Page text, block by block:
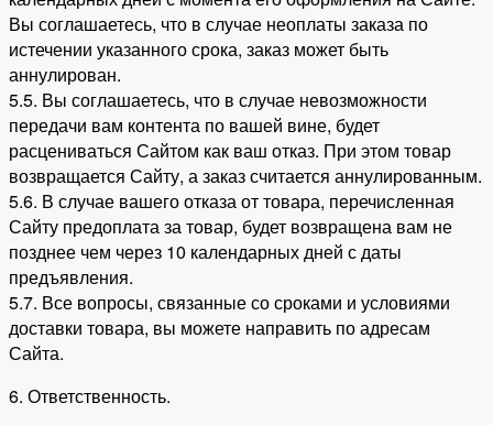
Вы соглашаетесь, что в случае неоплаты заказа по
истечении указанного срока, заказ может быть
аннулирован.
5.5. Вы соглашаетесь, что в случае невозможности
передачи вам контента по вашей вине, будет
расцениваться Сайтом как ваш отказ. При этом товар
возвращается Сайту, а заказ считается аннулированным.
5.6. В случае вашего отказа от товара, перечисленная
Сайту предоплата за товар, будет возвращена вам не
позднее чем через 10 календарных дней с даты
предъявления.
5.7. Все вопросы, связанные со сроками и условиями
доставки товара, вы можете направить по адресам
Сайта.
6. Ответственность.